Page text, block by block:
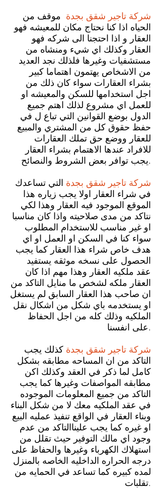
شركة تاجير شقق بجدة موقف من
الحياه اذا كنا نحتاج مكان للمعيشه فهو
العقار و اذا احتجنا الى شركه فهو
العقار وكذلك اي شيء ومنشاه من
مستشفيات وغيرها فلذلك نجد العديد
من الاشخاص يهتمون اهتماما كبير
بشراء العقارات سواء كان ذلك من
اجل استخدامها للسكن والمعيشه او
للعمل اي مشروع لذلك اهتم جميع
الدول بوضع القوانين التي تباع ل في
حفظ حقوق كل من المشتري والمبيع
للعقار ووضع حق تملك العقارات
للافراد عندها الاهتمام بشراء العقار
يجب توافر بعض الشروط والنصائح.
شركة تاجير شقق بجدة التي تساعدك
في شراء العقار اولا يجب زياره هذا
الموقع الموجود فيه العقار وهذا لكي
نتاكد من مدى صلاحيته واذا كان مناسبا
او غير مناسب للاستخدام المطلوب
سواء كنا في السكن او العمل او اي
هدف خاص شراء هذا العقار كما يجب
الحصول على نسخه موثقه يستفيد
عقد ملكيه العقار وهذا مهم اذا كان
العقار ملكه لشخص ما منايل التاكد من
ان صاحب هذا العقار السابق لم يستغل
او يستخدمه باي شكل من اشكال نقل
الملكيه وذلك كله من اجل الحفاظ
على انفسنا.
شركة تاجير شقق بجدة كذلك يجب
التاكد من ان المساحه مطابقه بشكل
كامل لما ذكر في العقد وكذلك اكن
مطابقه المواصفات وغيرها كما يجب
التاكد من جميع المعلومات الموجوده
في عقد الملكيه معك لا من شكل البناء
وبناء العقار في الواقع تنفيذ عمليه البيع
او غيره كما يجب عليناالتاكد من عدم
وجود اي مالك التوفير حيث تقلل من
استهلاك الكهرباء وغيرها والحفاظ على
درجه الحراره الداخليه الخاصه بالمنزل
لمده كبيره كما تساعد في الحمايه من
تقلبات.